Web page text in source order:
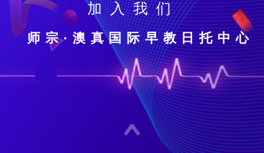
师宗·澳真国际早教日托中心
加入我们